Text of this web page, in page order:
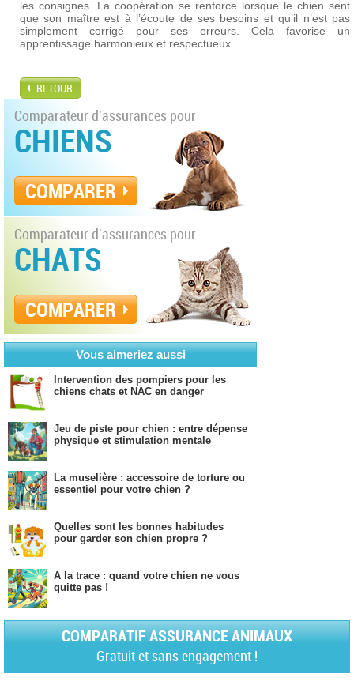
les consignes. La coopération se renforce lorsque le chien sent
que son maître est à l’écoute de ses besoins et qu’il n’est pas
simplement corrigé pour ses erreurs. Cela favorise un
apprentissage harmonieux et respectueux.
RETOUR
Comparateur d'assurances pour
CHIENS
COMPARER
Comparateur d'assurances pour
CHATS
COMPARER
Vous aimeriez aussi
Intervention des pompiers pour les
chiens chats et NAC en danger
Jeu de piste pour chien : entre dépense
physique et stimulation mentale
La muselière : accessoire de torture ou
essentiel pour votre chien ?
Quelles sont les bonnes habitudes
pour garder son chien propre ?
A la trace : quand votre chien ne vous
quitte pas !
COMPARATIF ASSURANCE ANIMAUX
Gratuit et sans engagement !